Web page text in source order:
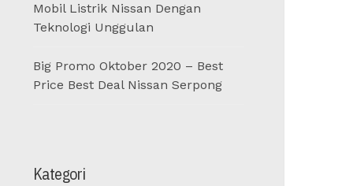
Mobil Listrik Nissan Dengan
Teknologi Unggulan
Big Promo Oktober 2020 – Best
Price Best Deal Nissan Serpong
Kategori